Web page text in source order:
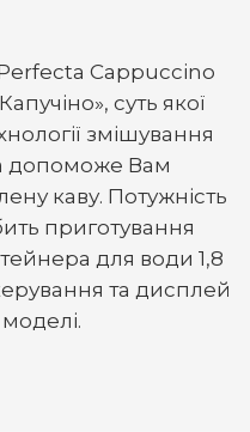
Cappuccino
суть якої
змішування
допоможе Вам
каву. Потужність
приготування
для води 1,8
та дисплей